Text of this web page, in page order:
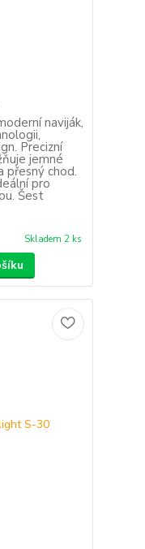
naviják,
Precizní
jemné
přesný chod.
pro
Šest
Skladem 2 ks